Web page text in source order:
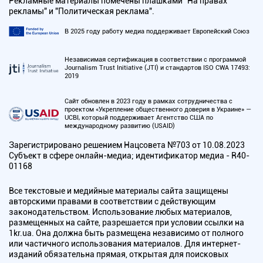
рекламы" и "Политическая реклама".
В 2025 году работу медиа поддерживает Европейский Союз
Независимая сертификация в соответствии с программой
Journalism Trust Initiative (JTI) и стандартов ISO CWA 17493:
2019
Сайт обновлен в 2023 году в рамках сотрудничества с
проектом «Укрепление общественного доверия в Украине» —
UCBI, который поддерживает Агентство США по
международному развитию (USAID)
Зарегистрировано решением Нацсовета №703 от 10.08.2023
Субъект в сфере онлайн-медиа; идентификатор медиа - R40-
01168
Все текстовые и медийные материалы сайта защищены
авторскими правами в соответствии с действующим
законодательством. Использование любых материалов,
размещенных на сайте, разрешается при условии ссылки на
1kr.ua. Она должна быть размещена независимо от полного
или частичного использования материалов. Для интернет-
изданий обязательна прямая, открытая для поисковых